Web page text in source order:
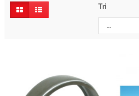
Tri